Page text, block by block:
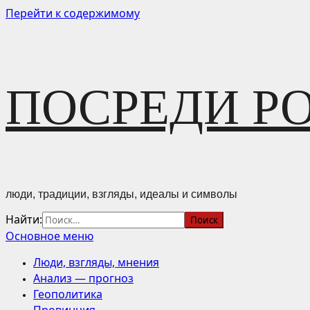
Перейти к содержимому
ПОСРЕДИ
люди, традиции, взгляды, идеалы и символы
Найти:
Основное меню
Люди, взгляды, мнения
Анализ — прогноз
Геополитика